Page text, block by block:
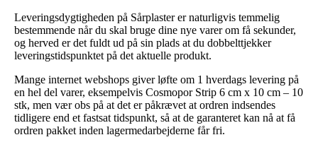
Leveringsdygtigheden på Sårplaster er naturligvis temmelig
bestemmende når du skal bruge dine nye varer om få sekunder,
og herved er det fuldt ud på sin plads at du dobbelttjekker
leveringstidspunktet på det aktuelle produkt.
Mange internet webshops giver løfte om 1 hverdags levering på
en hel del varer, eksempelvis Cosmopor Strip 6 cm x 10 cm – 10
stk, men vær obs på at det er påkrævet at ordren indsendes
tidligere end et fastsat tidspunkt, så at de garanteret kan nå at få
ordren pakket inden lagermedarbejderne får fri.